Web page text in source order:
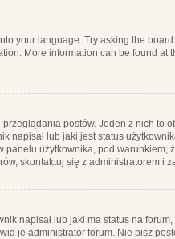
your language. Try asking the
More information can be found at
postów. Jeden z nich to
napisał lub jaki jest status
użytkownika, pod warunkiem,
skontaktuj się z administratorem i
napisał lub jaki ma status na
je administrator forum. Nie pisz